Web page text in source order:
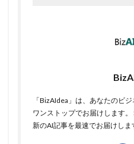
「BizAIdea」は、あなたのビ
ワンストップでお届けします
新のAI記事を最速でお届けしま